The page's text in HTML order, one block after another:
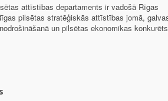
attīstības departaments ir vadošā Rīgas
pilsētas stratēģiskās attīstības jomā,
un pilsētas ekonomikas